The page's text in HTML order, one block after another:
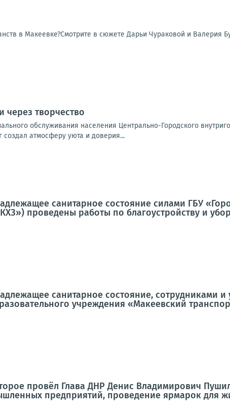
в Макеевке?Смотрите в сюжете Дарьи Чураковой и Валерия
через творчество
обслуживания населения Центрально-Городского
создал атмосферу уюта и доверия...
санитарное состояние силами ГБУ
проведены работы по благоустройству и
санитарное состояние, сотрудниками и
учреждения «Макеевский
провёл Глава ДНР Денис Владимирович
предприятий, проведение ярмарок для